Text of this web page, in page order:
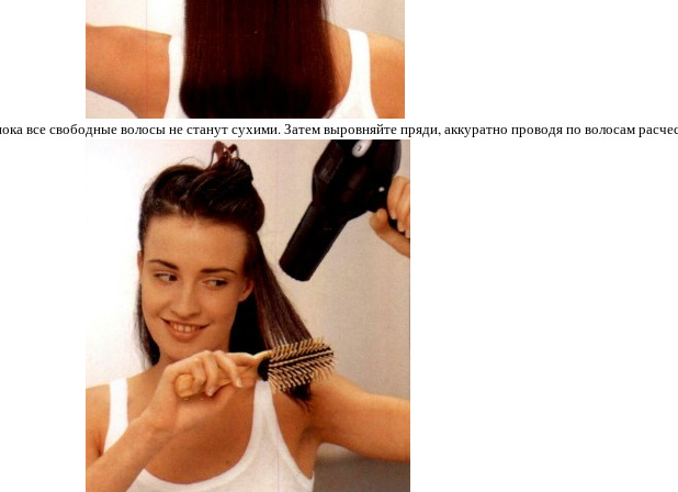
все свободные волосы не станут сухими. Затем выровняйте пряди, аккуратно проводя по волосам